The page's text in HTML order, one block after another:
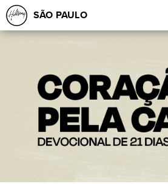
SÃO PAULO